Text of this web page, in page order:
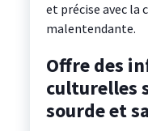
et précise avec la
malentendante.
Offre des
culturelles
sourde et